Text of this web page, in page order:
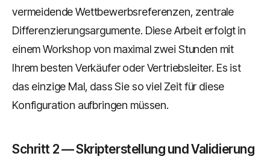
vermeidende Wettbewerbsreferenzen, zentrale
Differenzierungsargumente. Diese Arbeit erfolgt in
einem Workshop von maximal zwei Stunden mit
Ihrem besten Verkäufer oder Vertriebsleiter. Es ist
das einzige Mal, dass Sie so viel Zeit für diese
Konfiguration aufbringen müssen.
Schritt 2 — Skripterstellung und Validierung